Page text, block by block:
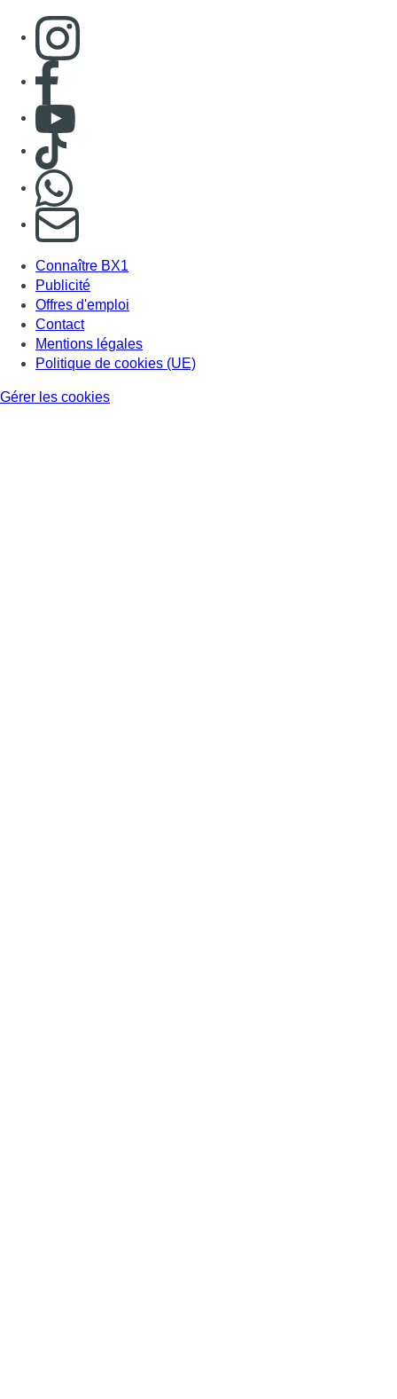
Consulter page Instagram
Consulter page Facebook
Consulter Youtube
Consulter TikTok
S'abonner à notre newsletter
Connaître BX1
Publicité
Offres d'emploi
Contact
Mentions légales
Politique de cookies (UE)
Gérer les cookies